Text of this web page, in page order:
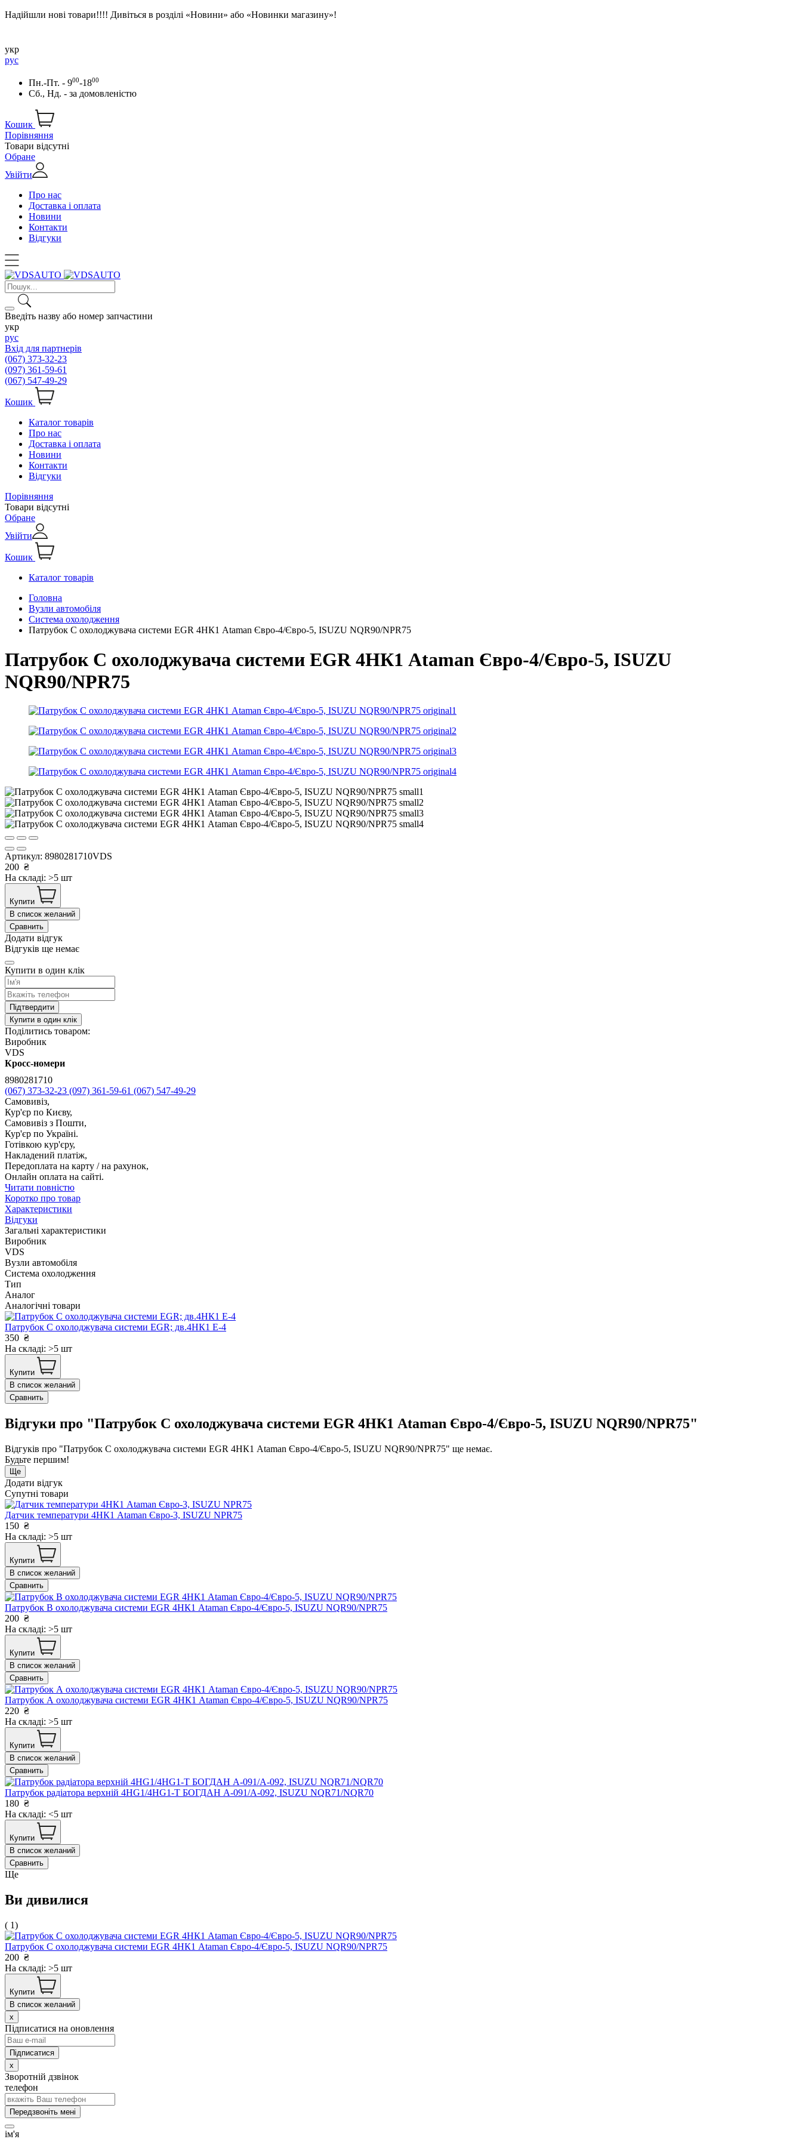
Надійшли нові товари!!!! Дивіться в розділі «Новини» або «Новинки магазину»!
укр
рус
Пн.-Пт. - 900-1800
Сб., Нд. - за домовленістю
Кошик
Порівняння
Товари відсутні
Обране
Увійти
Про нас
Доставка і оплата
Новини
Контакти
Відгуки
Введіть назву або номер запчастини
укр
рус
Вхід для партнерів
(067) 373-32-23
(097) 361-59-61
(067) 547-49-29
Кошик
Каталог товарів
Про нас
Доставка і оплата
Новини
Контакти
Відгуки
Порівняння
Товари відсутні
Обране
Увійти
Кошик
Каталог товарів
Головна
Вузли автомобіля
Система охолодження
Патрубок С охолоджувача системи EGR 4НК1 Ataman Євро-4/Євро-5, ISUZU NQR90/NPR75
Патрубок С охолоджувача системи EGR 4НК1 Ataman Євро-4/Євро-5, ISUZU
NQR90/NPR75
Артикул: 8980281710VDS
200 ₴
На складі: >5 шт
Купити
В список желаний
Сравнить
Додати відгук
Відгуків ще немає
Купити в один клік
Підтвердити
Купити в один клік
Поділитись товаром:
Виробник
VDS
Кросс-номери
8980281710
(067) 373-32-23 (097) 361-59-61 (067) 547-49-29
Самовивіз,
Кур'єр по Києву,
Самовивіз з Пошти,
Кур'єр по Україні.
Готівкою кур'єру,
Накладений платіж,
Передоплата на карту / на рахунок,
Онлайн оплата на сайті.
Читати повністю
Коротко про товар
Характеристики
Відгуки
Загальні характеристики
Виробник
VDS
Вузли автомобіля
Система охолодження
Тип
Аналог
Аналогічні товари
Патрубок С охолоджувача системи EGR; дв.4НК1 Е-4
350 ₴
На складі: >5 шт
Купити
В список желаний
Сравнить
Відгуки про "Патрубок С охолоджувача системи EGR 4НК1 Ataman Євро-4/Євро-5, ISUZU NQR90/NPR75"
Відгуків про "Патрубок С охолоджувача системи EGR 4НК1 Ataman Євро-4/Євро-5, ISUZU NQR90/NPR75" ще немає.
Будьте першим!
Ще
Додати відгук
Супутні товари
Датчик температури 4НК1 Ataman Євро-3, ISUZU NPR75
150 ₴
На складі: >5 шт
Купити
В список желаний
Сравнить
Патрубок B охолоджувача системи EGR 4НК1 Ataman Євро-4/Євро-5, ISUZU NQR90/NPR75
200 ₴
На складі: >5 шт
Купити
В список желаний
Сравнить
Патрубок А охолоджувача системи EGR 4НК1 Ataman Євро-4/Євро-5, ISUZU NQR90/NPR75
220 ₴
На складі: >5 шт
Купити
В список желаний
Сравнить
Патрубок радіатора верхній 4HG1/4HG1-T БОГДАН А-091/А-092, ISUZU NQR71/NQR70
180 ₴
На складі: <5 шт
Купити
В список желаний
Сравнить
Ще
Ви дивилися
( 1)
Патрубок С охолоджувача системи EGR 4НК1 Ataman Євро-4/Євро-5, ISUZU NQR90/NPR75
200 ₴
На складі: >5 шт
Купити
В список желаний
x
Підписатися на оновлення
x
Зворотній дзвінок
телефон
Передзвоніть мені
ім'я